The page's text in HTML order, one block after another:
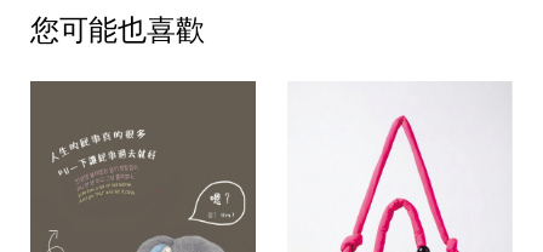
您可能也喜歡